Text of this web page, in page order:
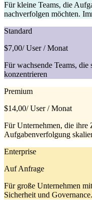
Für kleine Teams, die
nachverfolgen möchten.
Standard
$7,00/ User / Monat
Für wachsende Teams,
konzentrieren
Premium
$14,00/ User / Monat
Für Unternehmen, die ihre
Aufgabenverfolgung
Enterprise
Auf Anfrage
Für große Unternehmen
Sicherheit und